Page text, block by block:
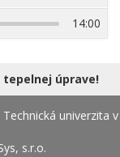
14:00
tepelnej úprave!
univerzita v
s.r.o.